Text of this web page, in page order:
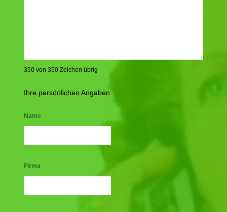
350 von 350 Zeichen übrig
Ihre persönlichen Angaben
Name
Firma